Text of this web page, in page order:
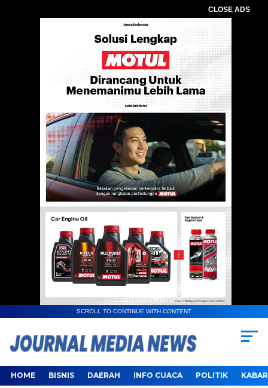
CLOSE ADS
SCROLL TO CONTINUE WITH CONTENT
HOME BISNIS DAERAH INFO CUACA POLITIK